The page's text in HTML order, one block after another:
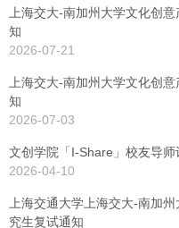
上海交大-南加州大学文化创
知
2026-07-21
上海交大-南加州大学文化创
知
2026-07-03
文创学院「I-Share」校友导师
2026-04-10
上海交通大学上海交大-南加
究生复试通知